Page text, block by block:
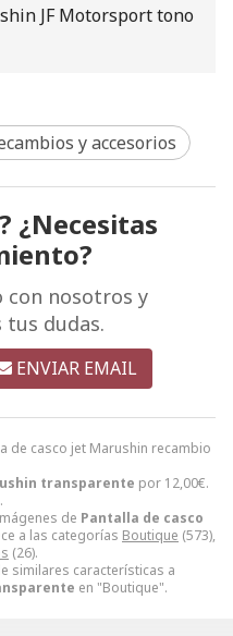
de casco jet Marushin recambio
transparente por 12,00€.
de Pantalla de casco
a las categorías Boutique (573),
(26).
similares características a
en "Boutique".
JF Motorsport tono
y accesorios
¿Necesitas
con nosotros y
tus dudas.
ENVIAR EMAIL